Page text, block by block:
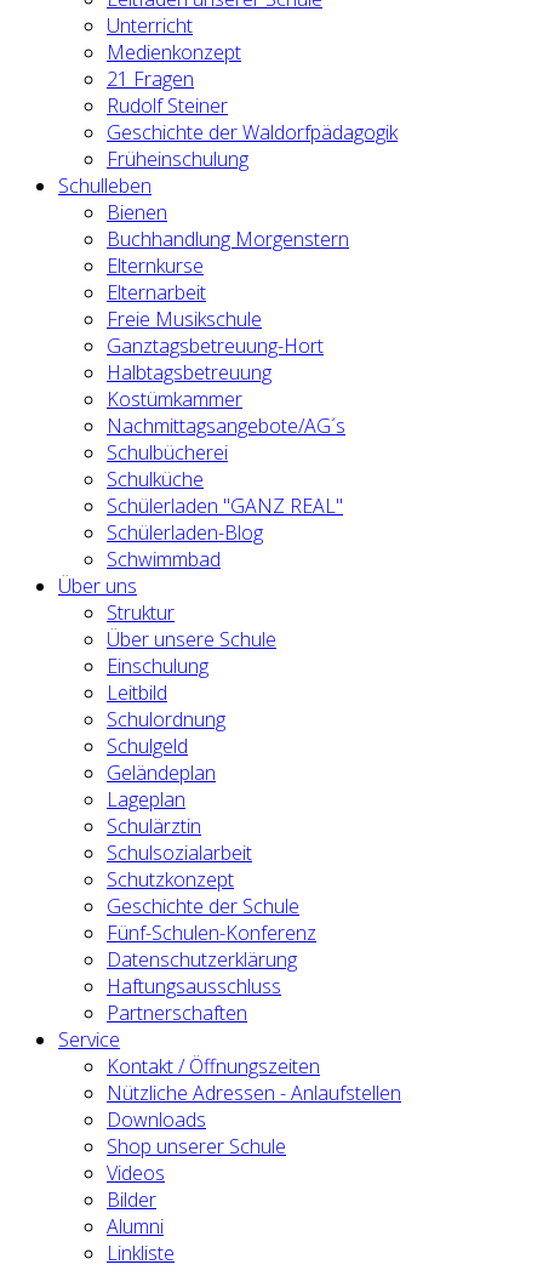
Unterricht
Medienkonzept
21 Fragen
Rudolf Steiner
Geschichte der Waldorfpädagogik
Früheinschulung
Schulleben
Bienen
Buchhandlung Morgenstern
Elternkurse
Elternarbeit
Freie Musikschule
Ganztagsbetreuung-Hort
Halbtagsbetreuung
Kostümkammer
Nachmittagsangebote/AG´s
Schulbücherei
Schulküche
Schülerladen "GANZ REAL"
Schülerladen-Blog
Schwimmbad
Über uns
Struktur
Über unsere Schule
Einschulung
Leitbild
Schulordnung
Schulgeld
Geländeplan
Lageplan
Schulärztin
Schulsozialarbeit
Schutzkonzept
Geschichte der Schule
Fünf-Schulen-Konferenz
Datenschutzerklärung
Haftungsausschluss
Partnerschaften
Service
Kontakt / Öffnungszeiten
Nützliche Adressen - Anlaufstellen
Downloads
Shop unserer Schule
Videos
Bilder
Alumni
Linkliste